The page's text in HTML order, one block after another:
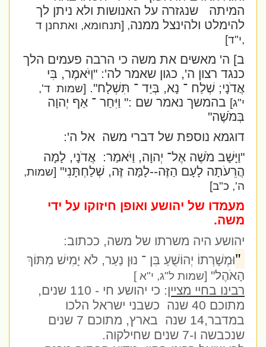
המיתה
שנגזרה על האנושות ולא ניתן לך
להימלט ולהינצל ממנה, [תנחומא, ואתחנן ד
,י"ד]
ב] ה' מאשים את משה כי הרבה פעמים הלך
כנגד רצון ה', כגון שאמר לה':"וַיֹּאמֶר, בִּי
אֲדֹנָי; שְׁלַח ־ נָא, בְּיַד ־ תִּשְׁלָח".[שמות ד',
י"ג]בהמשך נאמר שם :" וַיִּחַר ־ אַף יְהוָה
בְּמֹשֶׁה"
דוגמא נוספת של דברי משה אל ה':
"וַיָּשָׁב מֹשֶׁה אֶל־ יְהוָה, וַיֹּאמַר: אֲדֹנָי, לָמָה
הֲרֵעֹתָה לָעָם הַזֶּה--לָמָּה זֶּה, שְׁלַחְתָּנִי"[שמות,
ה', כ"ב]
מעמדו של יהושע ואופן חיזוקו על ידי
משה.
יהושע היה משרתו של משה, ככתוב:
וּמְשָׁרְתוֹ יְהוֹשֻׁעַ בִּן ־ נוּן נַעַר, לֹא יָמִישׁ מִתּוֹךְ
הָאֹהֶל"[שמות ל"ג, י"א ]
רבינו בחיי מציין
: כי יהושע חי - 110 שנים,
מתוכם 40 שנה כשבני ישראל הלכו
במדבר,14 שנה בארץ, מתוכם 7 שנים
שנכבשה ו-7 שנים שחילקוה.